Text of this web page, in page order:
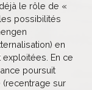
le rôle de «
possibilités
en
En ce
poursuit
sur